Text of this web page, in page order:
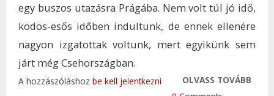
egy buszos utazásra Prágába. Nem volt túl jó idő,
ködös-esős időben indultunk, de ennek ellenére
nagyon izgatottak voltunk, mert egyikünk sem
járt még Csehországban.
OLVASS TOVÁBB
A hozzászóláshoz be kell jelentkezni